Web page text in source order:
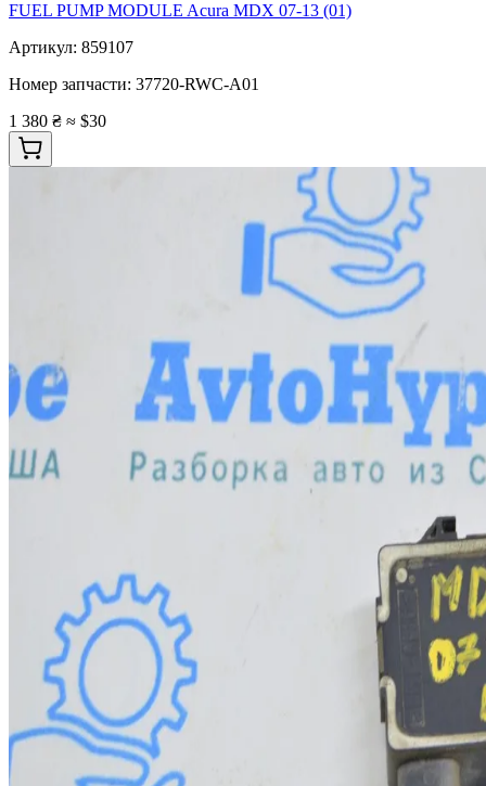
FUEL PUMP MODULE Acura MDX 07-13 (01)
Артикул: 859107
Номер запчасти: 37720-RWC-A01
1 380 ₴ ≈ $30